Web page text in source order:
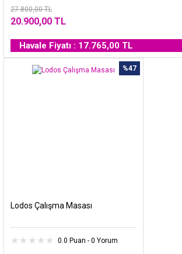
27.800,00 TL
20.900,00 TL
Havale Fiyatı : 17.765,00 TL
%47
Lodos Çalışma Masası
0.0 Puan - 0 Yorum